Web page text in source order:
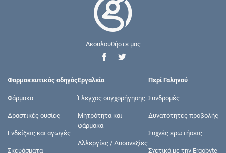
Ακουλουθήστε μας
Φαρμακευτικός οδηγός
Φάρμακα
Δραστικές ουσίες
Ενδείξεις και αγωγές
Σκευάσματα
Εργαλεία
Έλεγχος συγχορήγησης
Μητρότητα και
φάρμακα
Αλλεργίες / Δυσανεξίες
Περί Γαληνού
Συνδρομές
Δυνατότητες προβολής
Συχνές ερωτήσεις
Σχετικά με την Ergobyte